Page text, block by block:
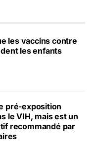
les vaccins contre
les enfants
pré-exposition
le VIH, mais est un
recommandé par